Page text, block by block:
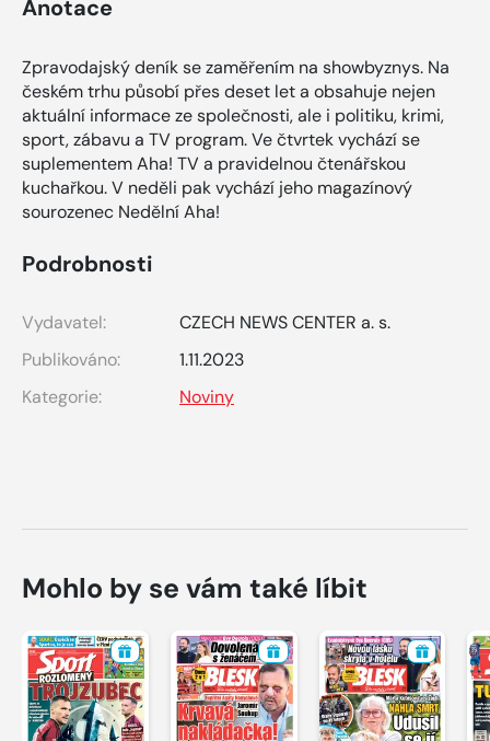
Anotace
Zpravodajský deník se zaměřením na showbyznys. Na
českém trhu působí přes deset let a obsahuje nejen
aktuální informace ze společnosti, ale i politiku, krimi,
sport, zábavu a TV program. Ve čtvrtek vychází se
suplementem Aha! TV a pravidelnou čtenářskou
kuchařkou. V neděli pak vychází jeho magazínový
sourozenec Nedělní Aha!
Podrobnosti
Vydavatel:
CZECH NEWS CENTER a. s.
Publikováno:
1.11.2023
Kategorie:
Noviny
Mohlo by se vám také líbit